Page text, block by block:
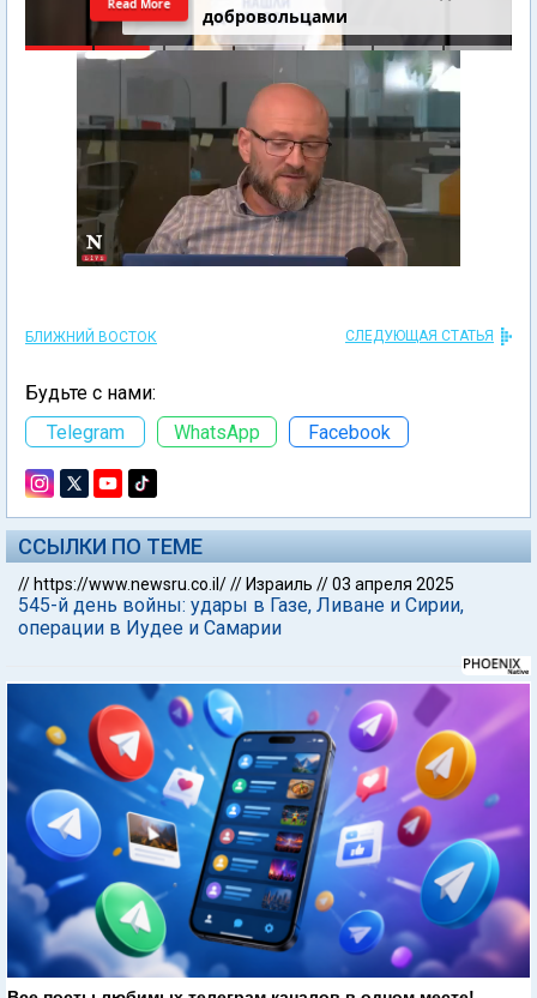
добровольцами
Read More
БЛИЖНИЙ ВОСТОК СЛЕДУЮЩАЯ СТАТЬЯ
Будьте с нами:
Telegram
WhatsApp Facebook
ССЫЛКИ ПО ТЕМЕ
// https://www.newsru.co.il/// Израиль //03 апреля 2025
545-й день войны: удары в Газе, Ливане и Сирии,
операции в Иудее и Самарии